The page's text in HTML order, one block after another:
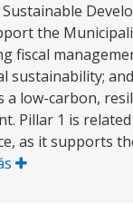
the
fiscal
sustainability;
low-carbon,
Pillar 1 is
as it supports